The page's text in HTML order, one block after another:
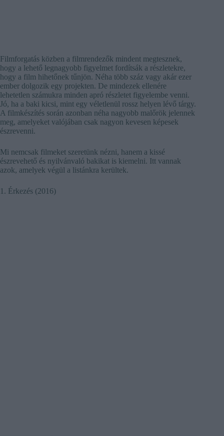
Filmforgatás közben a filmrendezők mindent megtesznek,
hogy a lehető legnagyobb figyelmet fordítsák a részletekre,
hogy a film hihetőnek tűnjön. Néha több száz vagy akár ezer
ember dolgozik egy projekten. De mindezek ellenére
lehetetlen számukra minden apró részletet figyelembe venni.
Jó, ha a baki kicsi, mint egy véletlenül rossz helyen lévő tárgy.
A filmkészítés során azonban néha nagyobb malőrök jelennek
meg, amelyeket valójában csak nagyon kevesen képesek
észrevenni.
Mi nemcsak filmeket szeretünk nézni, hanem a kissé
észrevehető és nyilvánvaló bakikat is kiemelni. Itt vannak
azok, amelyek végül a listánkra kerültek.
1. Érkezés (2016)